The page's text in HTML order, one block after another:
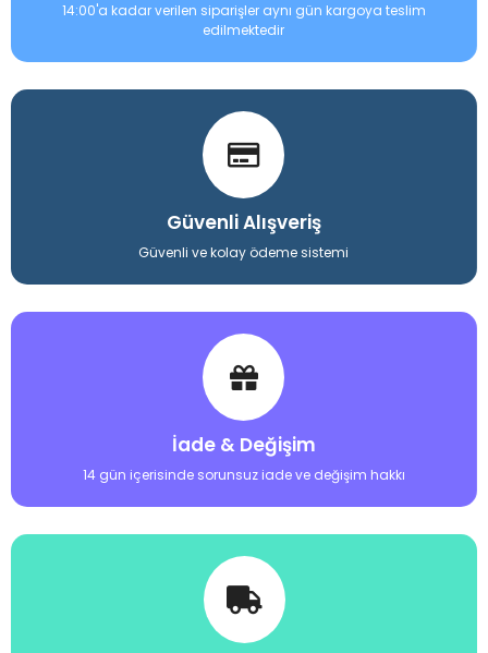
14:00'a kadar verilen siparişler aynı gün kargoya teslim
edilmektedir
Güvenli Alışveriş
Güvenli ve kolay ödeme sistemi
İade & Değişim
14 gün içerisinde sorunsuz iade ve değişim hakkı